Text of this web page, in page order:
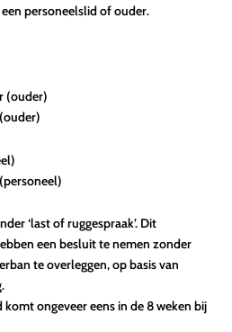
personeelslid of ouder.
(ouder)
‘last of ruggespraak’. Dit
een besluit te nemen zonder
te overleggen, op basis van
komt ongeveer eens in de 8 weken bij